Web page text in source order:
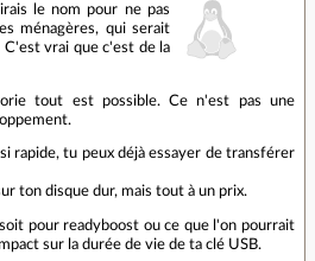
le nom pour ne pas
ménagères, qui serait
C'est vrai que c'est de la
tout est possible. Ce n'est pas une
rapide, tu peux déjà essayer de transférer
ton disque dur, mais tout à un prix.
pour readyboost ou ce que l'on pourrait
sur la durée de vie de ta clé USB.